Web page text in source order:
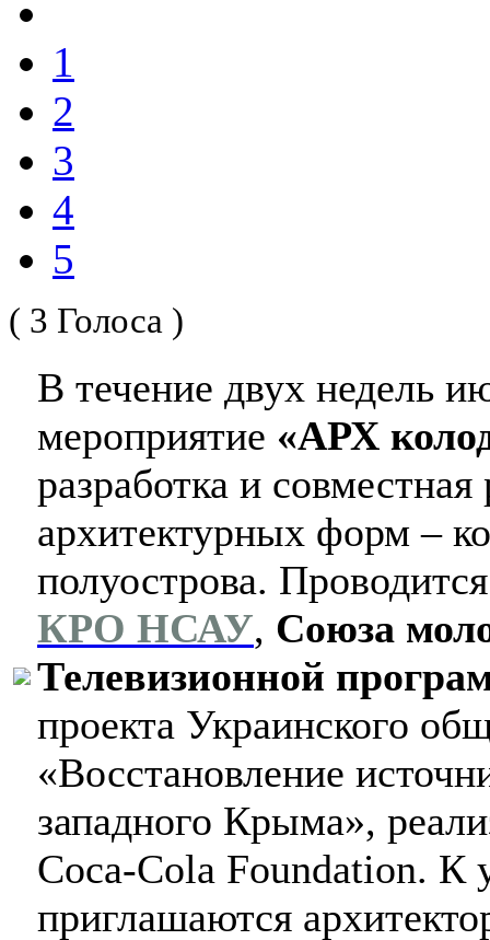
1
2
3
4
5
( 3 Голоса )
В течение двух недель
мероприятие «АРХ
разработка и
архитектурных форм –
полуострова.
КРО НСАУ, Союза
Телевизионной
проекта Украинского
«Восстановление
западного Крыма»,
Coca-Cola Foundation. К
приглашаются